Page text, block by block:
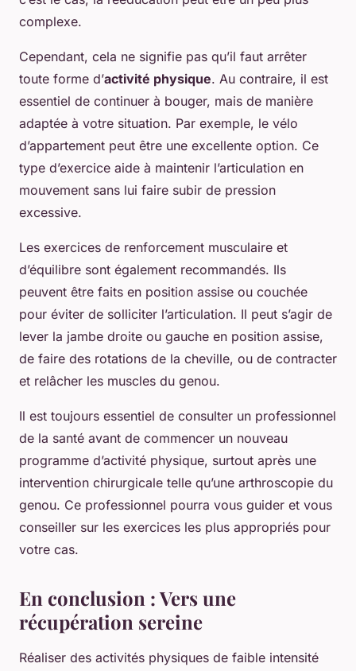
complexe.
Cependant, cela ne signifie pas qu’il faut arrêter
toute forme d’activité physique. Au contraire, il est
essentiel de continuer à bouger, mais de manière
adaptée à votre situation. Par exemple, le vélo
d’appartement peut être une excellente option. Ce
type d’exercice aide à maintenir l’articulation en
mouvement sans lui faire subir de pression
excessive.
Les exercices de renforcement musculaire et
d’équilibre sont également recommandés. Ils
peuvent être faits en position assise ou couchée
pour éviter de solliciter l’articulation. Il peut s’agir de
lever la jambe droite ou gauche en position assise,
de faire des rotations de la cheville, ou de contracter
et relâcher les muscles du genou.
Il est toujours essentiel de consulter un professionnel
de la santé avant de commencer un nouveau
programme d’activité physique, surtout après une
intervention chirurgicale telle qu’une arthroscopie du
genou. Ce professionnel pourra vous guider et vous
conseiller sur les exercices les plus appropriés pour
votre cas.
En conclusion : Vers une
récupération sereine
Réaliser des activités physiques de faible intensité